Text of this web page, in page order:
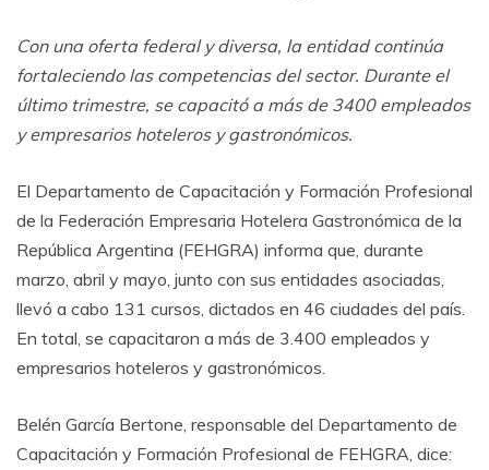
Con una oferta federal y diversa, la entidad continúa
fortaleciendo las competencias del sector. Durante el
último trimestre, se capacitó a más de 3400 empleados
y empresarios hoteleros y gastronómicos.
El Departamento de Capacitación y Formación Profesional
de la Federación Empresaria Hotelera Gastronómica de la
República Argentina (FEHGRA) informa que, durante
marzo, abril y mayo, junto con sus entidades asociadas,
llevó a cabo 131 cursos, dictados en 46 ciudades del país.
En total, se capacitaron a más de 3.400 empleados y
empresarios hoteleros y gastronómicos.
Belén García Bertone, responsable del Departamento de
Capacitación y Formación Profesional de FEHGRA, dice: